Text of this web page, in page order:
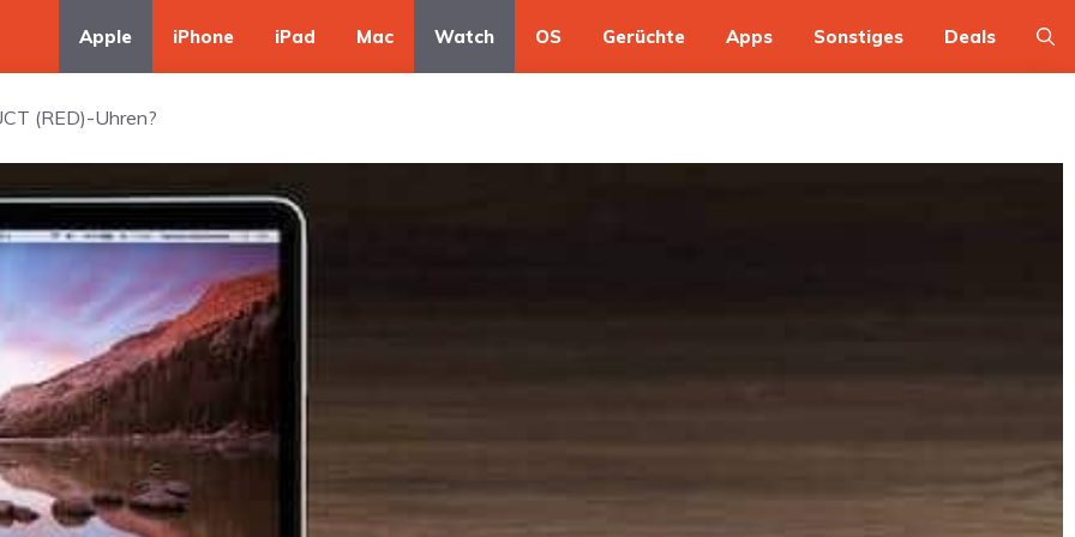
Apple iPhone iPad Mac Watch OS Gerüchte Apps Sonstiges Deals
(RED)-Uhren?